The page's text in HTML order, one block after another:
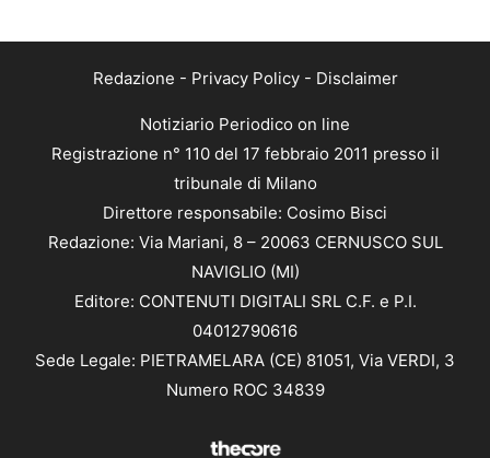
Redazione - Privacy Policy- Disclaimer
Notiziario Periodico on line
Registrazione n° 110 del 17 febbraio 2011 presso il
tribunale di Milano
Direttore responsabile: Cosimo Bisci
Redazione: Via Mariani, 8 – 20063 CERNUSCO SUL
NAVIGLIO (MI)
Editore: CONTENUTI DIGITALI SRL C.F. e P.I.
04012790616
Sede Legale: PIETRAMELARA (CE) 81051, Via VERDI, 3
Numero ROC 34839